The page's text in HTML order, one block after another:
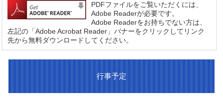
PDFファイルをご覧いただくには、
Adobe Readerが必要です。
Adobe Readerをお持ちでない方は、
左記の「Adobe Acrobat Reader」バナーをクリックしてリンク
先から無料ダウンロードしてください。
行事予定